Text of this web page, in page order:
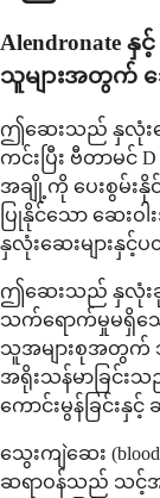
Alendronate နှ
သူများအတွက် ဘ
ဤဆေးသည် နှလုံးရ
ကင်းပြီး ဗီတာမင်
အချို့ကို ပေးစွမ်း
ပြုနိုင်သော ဆေး
နှလုံးဆေးများနှ
ဤဆေးသည် နှလုံး
သက်ရောက်မှုမရှိသော
သူအများစုအတွက်
အရိုးသန်မာခြင်းသ
ကောင်းမွန်ခြင်းနှ
သွေးကျဲဆေး
ဆရာဝန်သည် သင့်အ